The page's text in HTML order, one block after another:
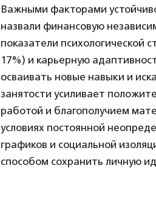
Важными факторами
назвали финансовую
показатели психологической
17%) и карьерную
осваивать новые навыки и
занятости усиливает
работой и благополучием
условиях постоянной
графиков и социальной
способом сохранить личную